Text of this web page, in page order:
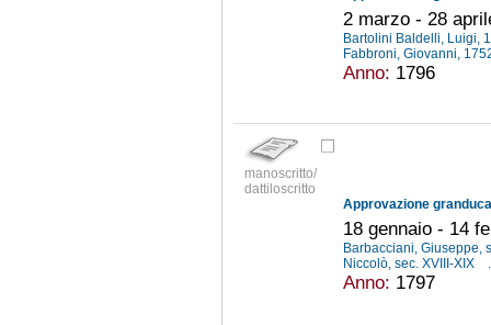
2 marzo - 28
Bartolini Baldelli, Luigi,
Fabbroni, Giovanni,
Anno: 1796
manoscritto/
dattiloscritto
18 gennaio - 14
Barbacciani, Giuseppe,
Niccolò, sec. XVIII-XIX
Anno: 1797